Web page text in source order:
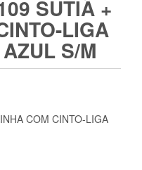
SUTIÃ +
LIGA
S/M
COM CINTO-LIGA